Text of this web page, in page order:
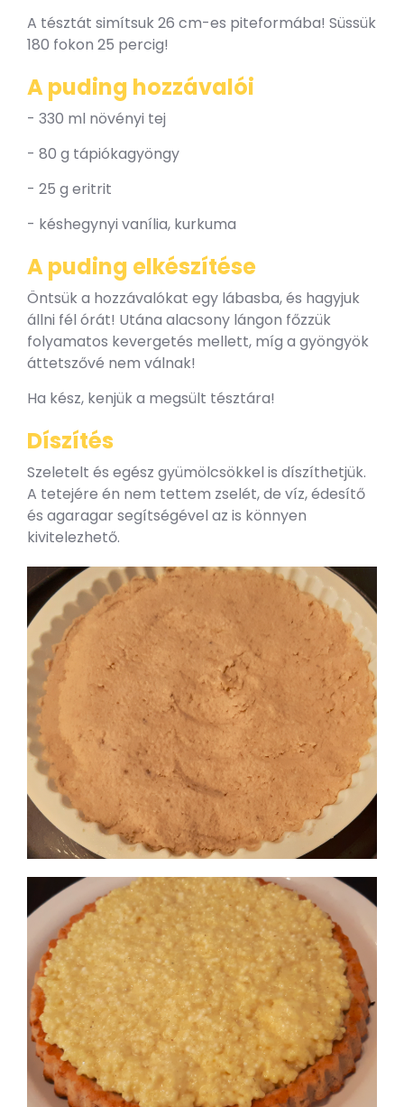
A tésztát simítsuk 26 cm-es piteformába! Süssük
180 fokon 25 percig!
A puding hozzávalói
- 330 ml növényi tej
- 80 g tápiókagyöngy
- 25 g eritrit
- késhegynyi vanília, kurkuma
A puding elkészítése
Öntsük a hozzávalókat egy lábasba, és hagyjuk
állni fél órát! Utána alacsony lángon főzzük
folyamatos kevergetés mellett, míg a gyöngyök
áttetszővé nem válnak!
Ha kész, kenjük a megsült tésztára!
Díszítés
Szeletelt és egész gyümölcsökkel is díszíthetjük.
A tetejére én nem tettem zselét, de víz, édesítő
és agaragar segítségével az is könnyen
kivitelezhető.